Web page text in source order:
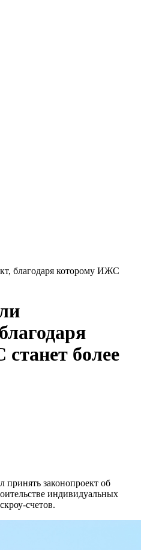
благодаря которому ИЖС
более
принять законопроект об
индивидуальных
счетов.